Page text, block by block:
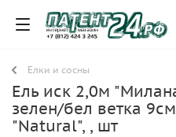
Елки и сосны
Ель иск 2,0м
зелен/бел ветка
"Natural", , шт